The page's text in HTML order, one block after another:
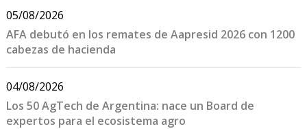
05/08/2026
AFA debutó en los remates de Aapresid 2026 con 1200
cabezas de hacienda
04/08/2026
Los 50 AgTech de Argentina: nace un Board de
expertos para el ecosistema agro